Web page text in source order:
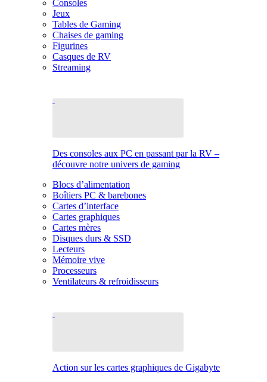
Consoles
Jeux
Tables de Gaming
Chaises de gaming
Figurines
Casques de RV
Streaming
Des consoles aux PC en passant par la RV –
découvre notre univers de gaming
Blocs d’alimentation
Boîtiers PC & barebones
Cartes d’interface
Cartes graphiques
Cartes mères
Disques durs & SSD
Lecteurs
Mémoire vive
Processeurs
Ventilateurs & refroidisseurs
Action sur les cartes graphiques de Gigabyte